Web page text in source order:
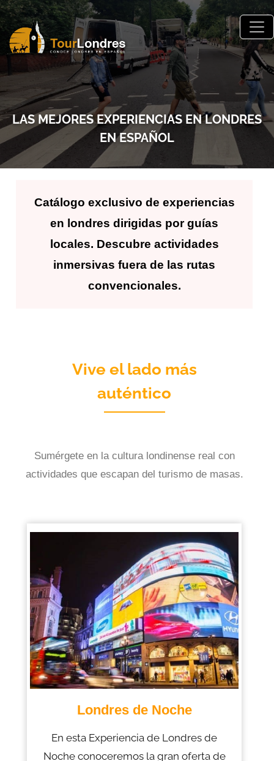
Skip to main content
LAS MEJORES EXPERIENCIAS EN LONDRES
EN ESPAÑOL
Catálogo exclusivo de experiencias
en londres dirigidas por guías
locales. Descubre actividades
inmersivas fuera de las rutas
convencionales.
Vive el lado más
auténtico
Sumérgete en la cultura londinense real con
actividades que escapan del turismo de masas.
Londres de Noche
En esta Experiencia de Londres de
Noche conoceremos la gran oferta de